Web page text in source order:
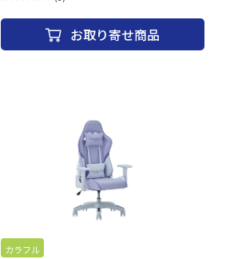
お取り寄せ商品
カラフル